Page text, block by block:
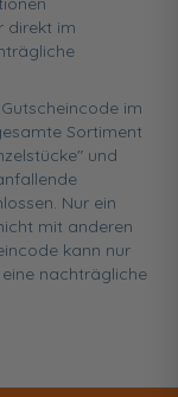
direkt im
im
Sortiment
und
Nur ein
mit anderen
kann nur
nachträgliche